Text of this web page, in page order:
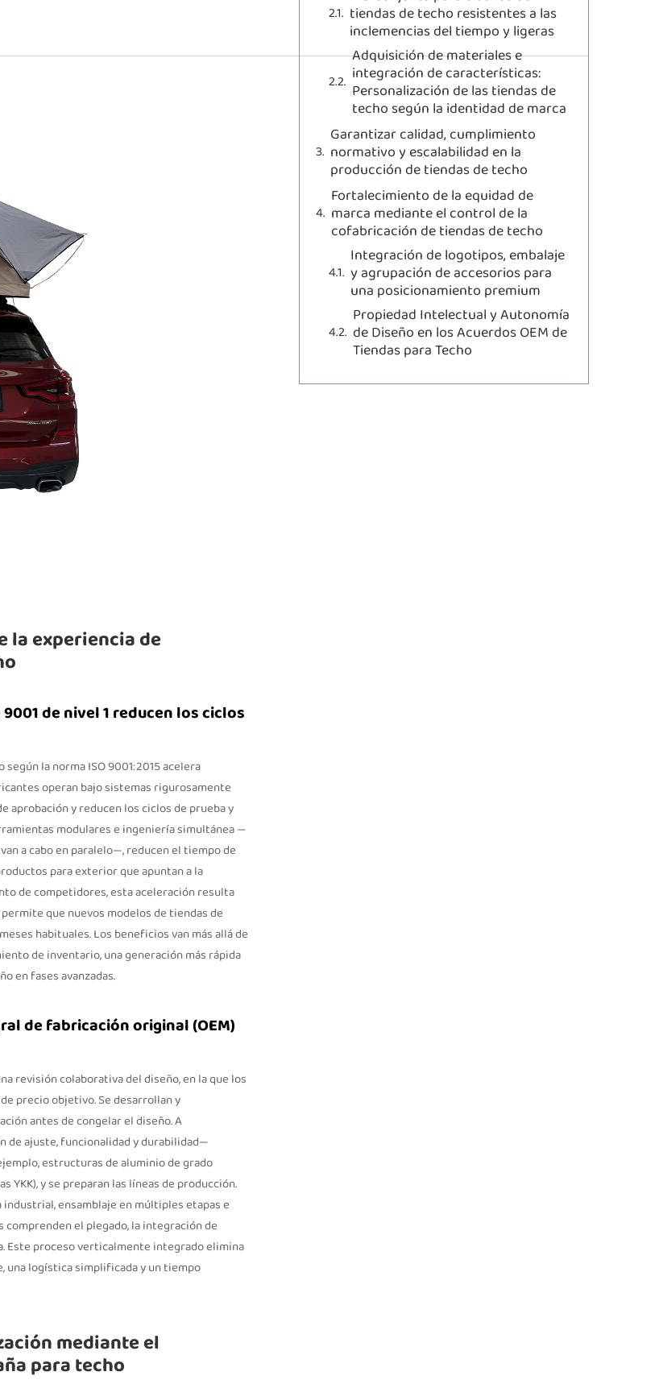
la experiencia de
de nivel 1 reducen los ciclos
la norma ISO 9001:2015 acelera
operan bajo sistemas rigurosamente
aprobación y reducen los ciclos de prueba y
modulares e ingeniería simultánea —
a cabo en paralelo—, reducen el tiempo de
para exterior que apuntan a la
de competidores, esta aceleración resulta
que nuevos modelos de tiendas de
habituales. Los beneficios van más allá de
de inventario, una generación más rápida
en fases avanzadas.
de fabricación original (OEM)
revisión colaborativa del diseño, en la que los
precio objetivo. Se desarrollan y
antes de congelar el diseño. A
ajuste, funcionalidad y durabilidad—
estructuras de aluminio de grado
y se preparan las líneas de producción.
ensamblaje en múltiples etapas e
el plegado, la integración de
Este proceso verticalmente integrado elimina
una logística simplificada y un tiempo
mediante el
para techo
tiendas de techo resistentes a las
inclemencias del tiempo y ligeras
Adquisición de materiales e
integración de características:
Personalización de las tiendas de
techo según la identidad de marca
Garantizar calidad, cumplimiento
normativo y escalabilidad en la
producción de tiendas de techo
Fortalecimiento de la equidad de
marca mediante el control de la
cofabricación de tiendas de techo
Integración de logotipos, embalaje
y agrupación de accesorios para
una posicionamiento premium
Propiedad Intelectual y Autonomía
de Diseño en los Acuerdos OEM de
Tiendas para Techo